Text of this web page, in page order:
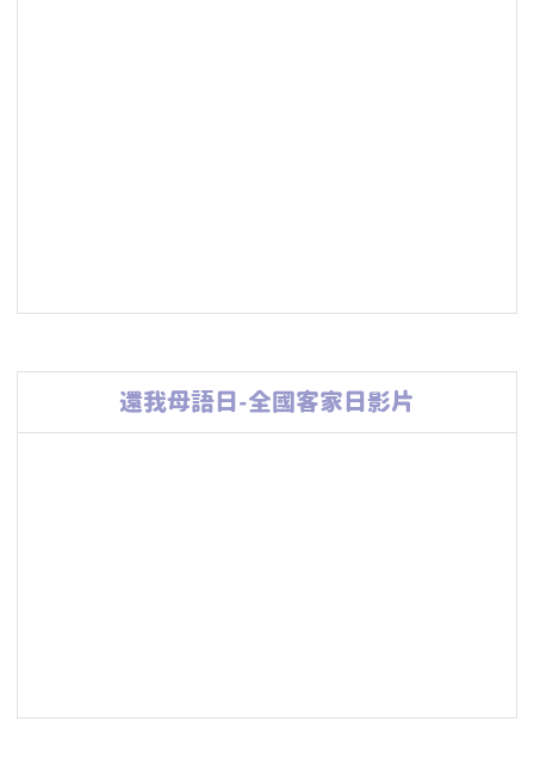
還我母語日-全國客家日影片